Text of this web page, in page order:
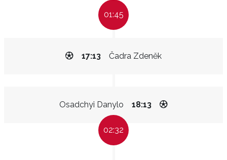
01:45
Čadra Zdeněk
17:13
Osadchyi Danylo 18:13
02:32